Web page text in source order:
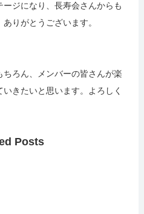
ジになり、長寿会さんからも
りがとうございます。
ろん、メンバーの皆さんが楽
きたいと思います。よろしく
Posts